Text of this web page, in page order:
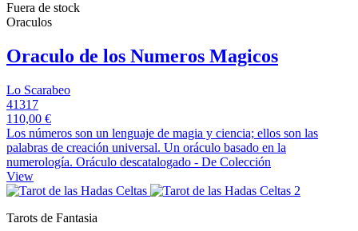
Fuera de stock
Oraculos
Oraculo de los Numeros Magicos
Lo Scarabeo
41317
110,00 €
Los números son un lenguaje de magia y ciencia; ellos son las
palabras de creación universal. Un oráculo basado en la
numerología. Oráculo descatalogado - De Colección
View
Tarots de Fantasia